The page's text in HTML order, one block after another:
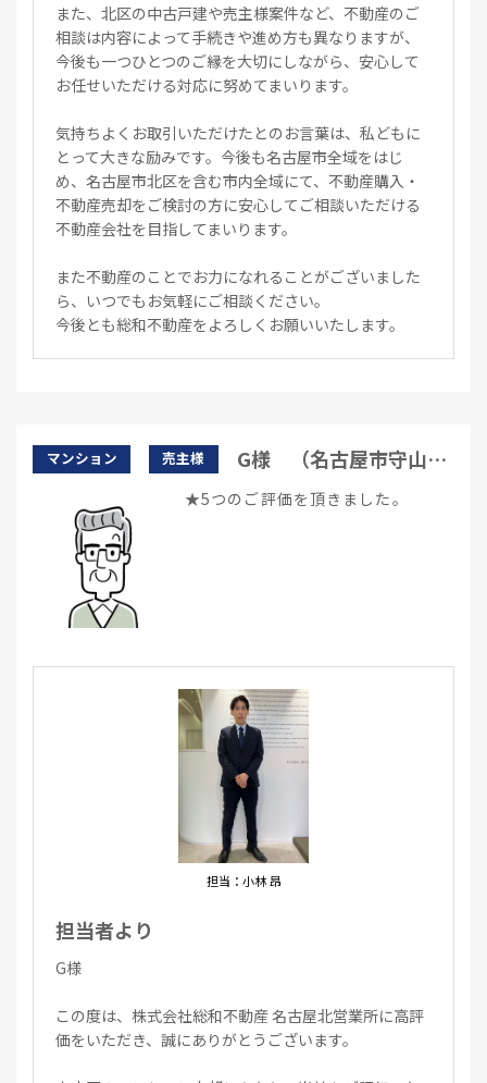
また、北区の中古戸建や売主様案件など、不動産のご
相談は内容によって手続きや進め方も異なりますが、
今後も一つひとつのご縁を大切にしながら、安心して
お任せいただける対応に努めてまいります。
気持ちよくお取引いただけたとのお言葉は、私どもに
とって大きな励みです。今後も名古屋市全域をはじ
め、名古屋市北区を含む市内全域にて、不動産購入・
不動産売却をご検討の方に安心してご相談いただける
不動産会社を目指してまいります。
また不動産のことでお力になれることがございました
ら、いつでもお気軽にご相談ください。
今後とも総和不動産をよろしくお願いいたします。
マンション 売主様
★5つのご評価を頂きました。
担当：小林 昂
担当者より
G様
この度は、株式会社総和不動産 名古屋北営業所に高評
価をいただき、誠にありがとうございます。